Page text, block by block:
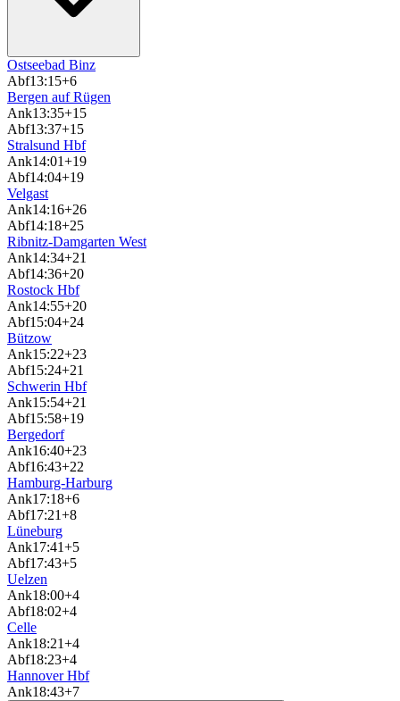
Ostseebad Binz
Abf13:15+6
Bergen auf Rügen
Ank13:35+15
Abf13:37+15
Stralsund Hbf
Ank14:01+19
Abf14:04+19
Velgast
Ank14:16+26
Abf14:18+25
Ribnitz-Damgarten West
Ank14:34+21
Abf14:36+20
Rostock Hbf
Ank14:55+20
Abf15:04+24
Bützow
Ank15:22+23
Abf15:24+21
Schwerin Hbf
Ank15:54+21
Abf15:58+19
Bergedorf
Ank16:40+23
Abf16:43+22
Hamburg-Harburg
Ank17:18+6
Abf17:21+8
Lüneburg
Ank17:41+5
Abf17:43+5
Uelzen
Ank18:00+4
Abf18:02+4
Celle
Ank18:21+4
Abf18:23+4
Hannover Hbf
Ank18:43+7